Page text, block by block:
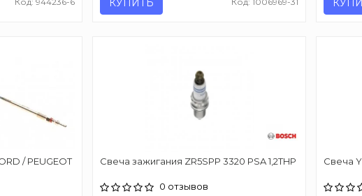
/ PEUGEOT
Свеча зажигания ZR5SPP 3320 PSA 1,2THP
0 отзывов
Свеча